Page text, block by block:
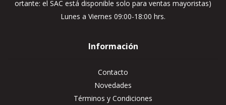
ortante: el SAC está disponible solo para ventas mayoristas)
Lunes a Viernes 09:00-18:00 hrs.
Información
Contacto
Novedades
Términos y Condiciones